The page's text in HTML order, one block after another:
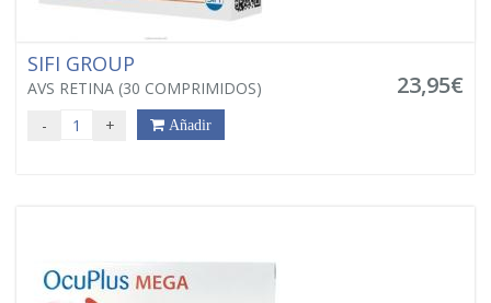
SIFI GROUP
AVS RETINA (30 COMPRIMIDOS) 23,95€
- + Añadir